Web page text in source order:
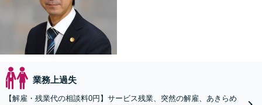
業務上過失
【解雇・残業代の相談料0円】サービス残業、突然の解雇、あきらめ